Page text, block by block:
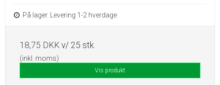
På lager. Levering 1-2 hverdage
18,75 DKK v/ 25 stk.
(inkl. moms)
Vis produkt